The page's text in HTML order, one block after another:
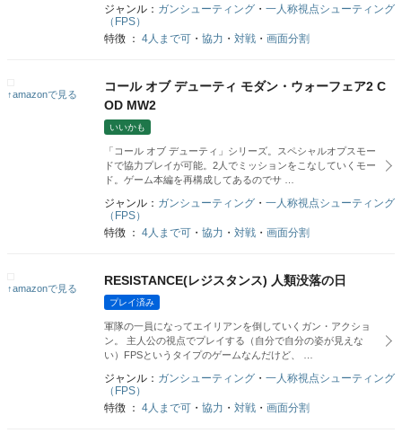
ジャンル： ガンシューティング ・ 一人称視点シューティング
（FPS）
特徴 ： 4人まで可 ・ 協力 ・ 対戦 ・ 画面分割
↑amazonで見る
コール オブ デューティ モダン・ウォーフェア2 C
OD MW2
いいかも
「コール オブ デューティ」シリーズ。スペシャルオプスモー
ドで協力プレイが可能。2人でミッションをこなしていくモー
ド。ゲーム本編を再構成してあるのでサ …
ジャンル： ガンシューティング ・ 一人称視点シューティング
（FPS）
特徴 ： 4人まで可 ・ 協力 ・ 対戦 ・ 画面分割
↑amazonで見る
RESISTANCE(レジスタンス) 人類没落の日
プレイ済み
軍隊の一員になってエイリアンを倒していくガン・アクショ
ン。 主人公の視点でプレイする（自分で自分の姿が見えな
い）FPSというタイプのゲームなんだけど、 …
ジャンル： ガンシューティング ・ 一人称視点シューティング
（FPS）
特徴 ： 4人まで可 ・ 協力 ・ 対戦 ・ 画面分割